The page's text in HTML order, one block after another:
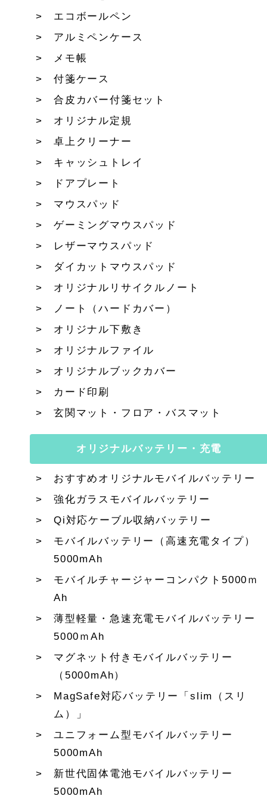
エコボールペン
アルミペンケース
メモ帳
付箋ケース
合皮カバー付箋セット
オリジナル定規
卓上クリーナー
キャッシュトレイ
ドアプレート
マウスパッド
ゲーミングマウスパッド
レザーマウスパッド
ダイカットマウスパッド
オリジナルリサイクルノート
ノート（ハードカバー）
オリジナル下敷き
オリジナルファイル
オリジナルブックカバー
カード印刷
玄関マット・フロア・バスマット
オリジナルバッテリー・充電
おすすめオリジナルモバイルバッテリー
強化ガラスモバイルバッテリー
Qi対応ケーブル収納バッテリー
モバイルバッテリー（高速充電タイプ）
5000mAh
モバイルチャージャーコンパクト5000ｍ
Ah
薄型軽量・急速充電モバイルバッテリー
5000ｍAh
マグネット付きモバイルバッテリー
（5000mAh）
MagSafe対応バッテリー「slim（スリ
ム）」
ユニフォーム型モバイルバッテリー
5000mAh
新世代固体電池モバイルバッテリー
5000mAh